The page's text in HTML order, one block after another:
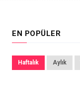
EN POPÜLER
Haftalık Aylık